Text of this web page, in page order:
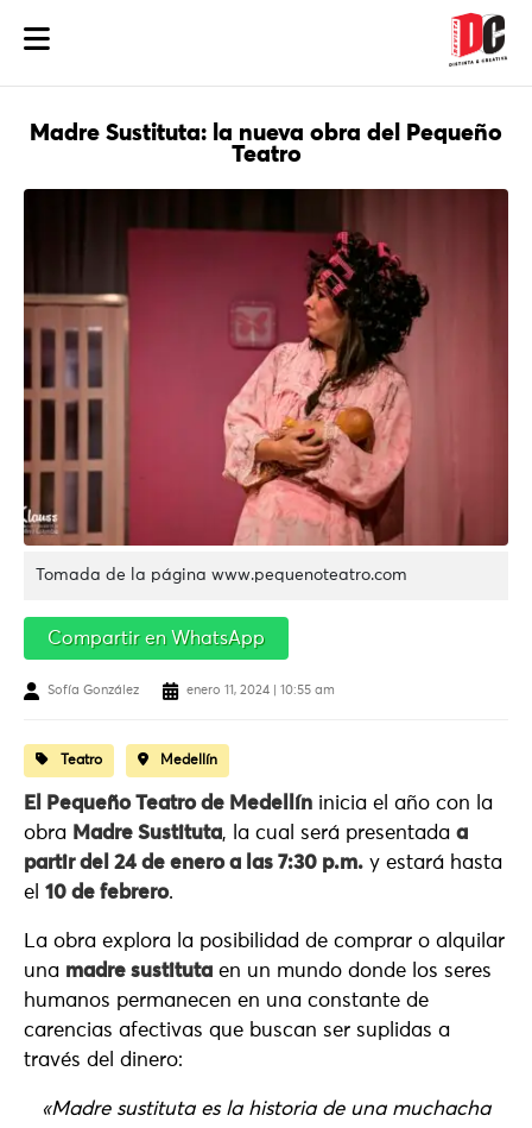
Madre Sustituta: la nueva obra del Pequeño
Teatro
Tomada de la página www.pequenoteatro.com
Compartir en WhatsApp
Sofía González enero 11, 2024 | 10:55 am
Teatro Medellín
El Pequeño Teatro de Medellín inicia el año con la
obra Madre Sustituta, la cual será presentada a
partir del 24 de enero a las 7:30 p.m. y estará hasta
el 10 de febrero.
La obra explora la posibilidad de comprar o alquilar
una madre sustituta en un mundo donde los seres
humanos permanecen en una constante de
carencias afectivas que buscan ser suplidas a
través del dinero:
«Madre sustituta es la historia de una muchacha